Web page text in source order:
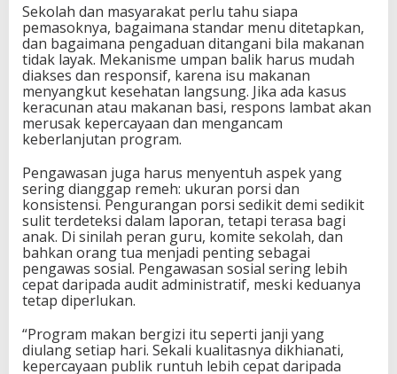
Sekolah dan masyarakat perlu tahu siapa
pemasoknya, bagaimana standar menu ditetapkan,
dan bagaimana pengaduan ditangani bila makanan
tidak layak. Mekanisme umpan balik harus mudah
diakses dan responsif, karena isu makanan
menyangkut kesehatan langsung. Jika ada kasus
keracunan atau makanan basi, respons lambat akan
merusak kepercayaan dan mengancam
keberlanjutan program.
Pengawasan juga harus menyentuh aspek yang
sering dianggap remeh: ukuran porsi dan
konsistensi. Pengurangan porsi sedikit demi sedikit
sulit terdeteksi dalam laporan, tetapi terasa bagi
anak. Di sinilah peran guru, komite sekolah, dan
bahkan orang tua menjadi penting sebagai
pengawas sosial. Pengawasan sosial sering lebih
cepat daripada audit administratif, meski keduanya
tetap diperlukan.
“Program makan bergizi itu seperti janji yang
diulang setiap hari. Sekali kualitasnya dikhianati,
kepercayaan publik runtuh lebih cepat daripada